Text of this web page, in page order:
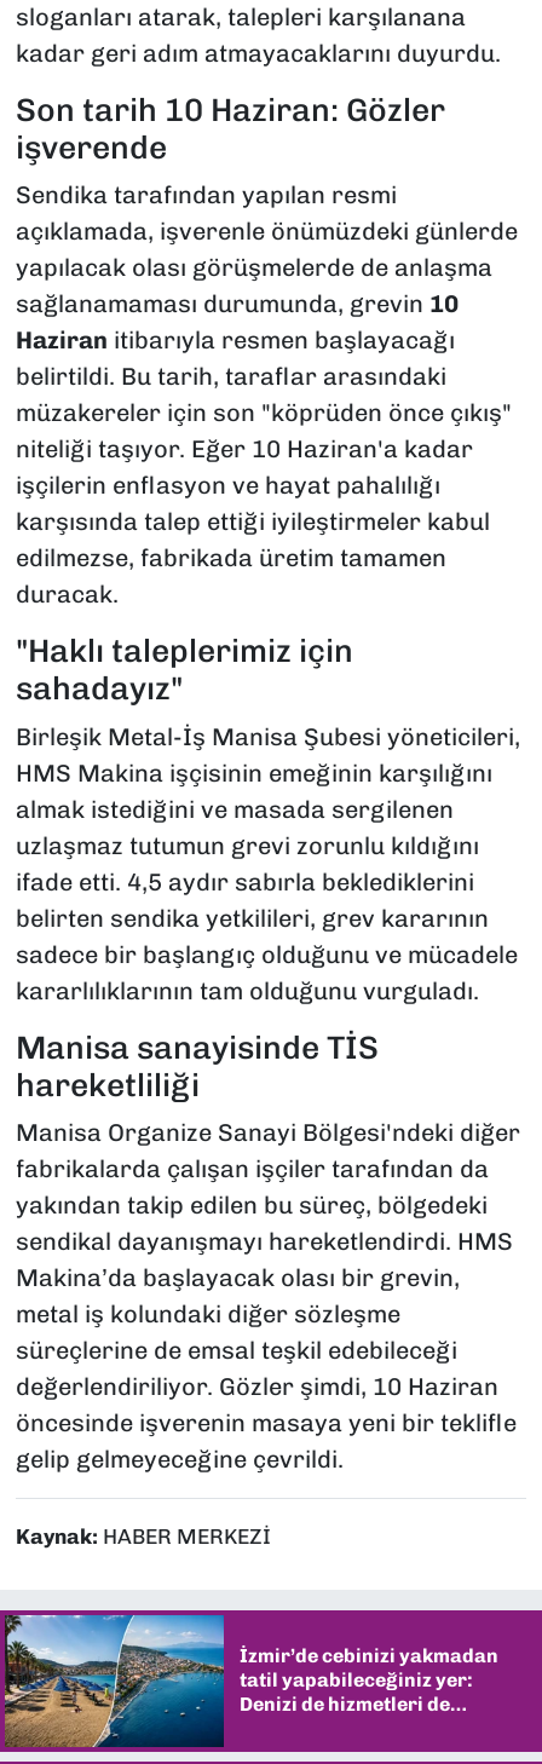
sloganları atarak, talepleri karşılanana
kadar geri adım atmayacaklarını duyurdu.
Son tarih 10 Haziran: Gözler
işverende
Sendika tarafından yapılan resmi
açıklamada, işverenle önümüzdeki günlerde
yapılacak olası görüşmelerde de anlaşma
sağlanamaması durumunda, grevin 10
Haziran itibarıyla resmen başlayacağı
belirtildi. Bu tarih, taraflar arasındaki
müzakereler için son "köprüden önce çıkış"
niteliği taşıyor. Eğer 10 Haziran'a kadar
işçilerin enflasyon ve hayat pahalılığı
karşısında talep ettiği iyileştirmeler kabul
edilmezse, fabrikada üretim tamamen
duracak.
"Haklı taleplerimiz için
sahadayız"
Birleşik Metal-İş Manisa Şubesi yöneticileri,
HMS Makina işçisinin emeğinin karşılığını
almak istediğini ve masada sergilenen
uzlaşmaz tutumun grevi zorunlu kıldığını
ifade etti. 4,5 aydır sabırla beklediklerini
belirten sendika yetkilileri, grev kararının
sadece bir başlangıç olduğunu ve mücadele
kararlılıklarının tam olduğunu vurguladı.
Manisa sanayisinde TİS
hareketliliği
Manisa Organize Sanayi Bölgesi'ndeki diğer
fabrikalarda çalışan işçiler tarafından da
yakından takip edilen bu süreç, bölgedeki
sendikal dayanışmayı hareketlendirdi. HMS
Makina’da başlayacak olası bir grevin,
metal iş kolundaki diğer sözleşme
süreçlerine de emsal teşkil edebileceği
değerlendiriliyor. Gözler şimdi, 10 Haziran
öncesinde işverenin masaya yeni bir teklifle
gelip gelmeyeceğine çevrildi.
Kaynak: HABER MERKEZİ
İzmir’de cebinizi yakmadan
tatil yapabileceğiniz yer:
Denizi de hizmetleri de